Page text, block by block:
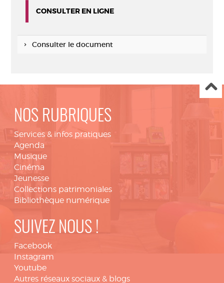
CONSULTER EN LIGNE
Consulter le document
NOS RUBRIQUES
Services & infos pratiques
Agenda
Musique
Cinéma
Jeunesse
Collections patrimoniales
Bibliothèque numérique
SUIVEZ NOUS !
Facebook
Instagram
Youtube
Autres réseaux sociaux & blogs